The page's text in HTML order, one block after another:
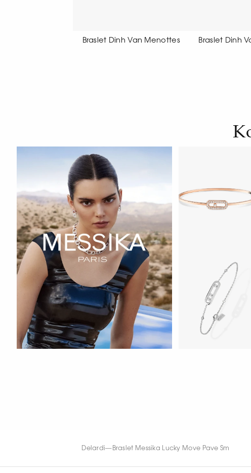
Braslet Dinh Van Menottes
Braslet
HOZIR KO‘RISH
Delardi— Braslet Messika Lucky Move Pave Sm